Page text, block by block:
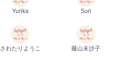
Yurika Suri
さわたりようこ 藤山未沙子